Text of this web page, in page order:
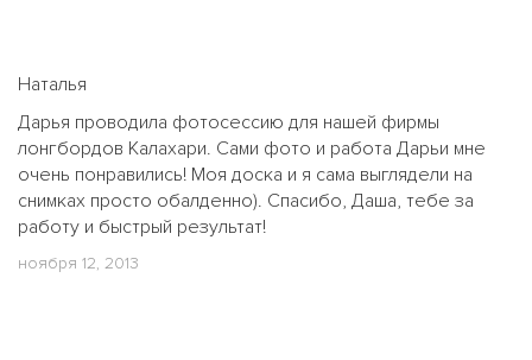
Наталья
Дарья проводила фотосессию для нашей фирмы
лонгбордов Калахари. Сами фото и работа Дарьи мне
очень понравились! Моя доска и я сама выглядели на
снимках просто обалденно). Спасибо, Даша, тебе за
работу и быстрый результат!
ноября 12, 2013